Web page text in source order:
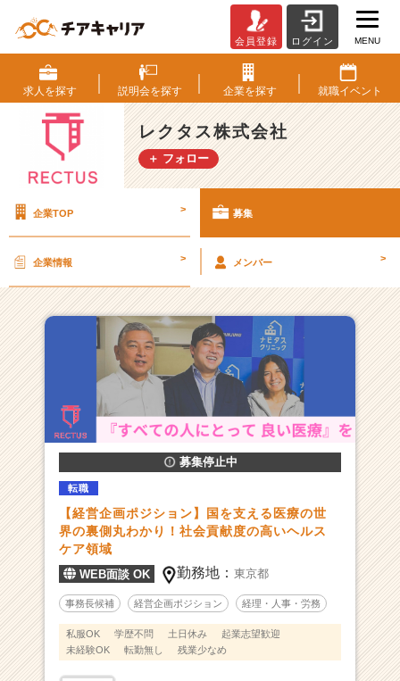
ク
タ
ス
式
会
用/
一
覧
-
【経
営
企
ポ
国
を
え
る
医
療
の
会員登録 ログイン MENU
求人を探す 説明会を探す 企業を探す 就職イベント
レクタス株式会社
＋ フォロー
企業TOP > 募集
企業情報 > メンバー >
募集停止中
転職
【経営企画ポジション】国を支える医療の世
界の裏側丸わかり！社会貢献度の高いヘルス
ケア領域
WEB面談 OK 勤務地：東京都
事務長候補 経営企画ポジション 経理・人事・労務
私服OK 学歴不問 土日休み
起業志望歓迎
未経験OK
転勤無し 残業少なめ